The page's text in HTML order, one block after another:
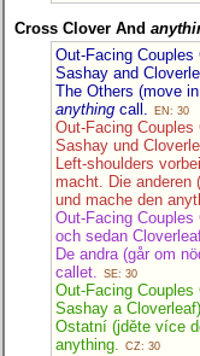
Cross Clover And
Out-Facing
Sashay and
The Others (move
anything call. EN: 30
Out-Facing Couples
Sashay und
Left-shoulders
macht. Die anderen
und mache den
Out-Facing
och sedan
De andra (går om
callet. SE: 30
Out-Facing
Sashay a
Ostatní (jděte více
anything. CZ: 30